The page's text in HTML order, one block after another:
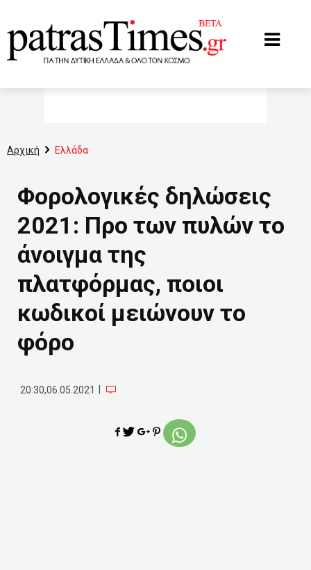
Αρχική Ελλάδα
Φορολογικές δηλώσεις
2021: Προ των πυλών το
άνοιγμα της
πλατφόρμας, ποιοι
κωδικοί μειώνουν το
φόρο
20:30,06.05.2021